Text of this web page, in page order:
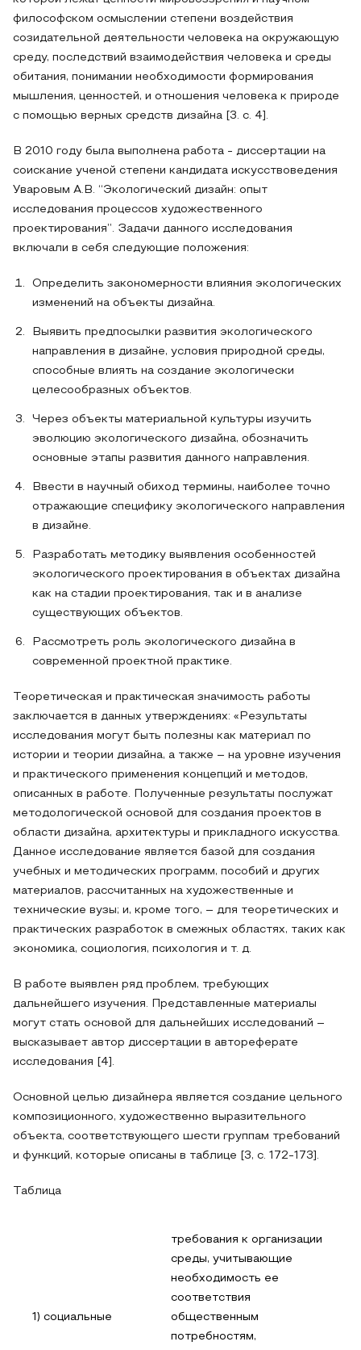
философском осмыслении степени воздействия
созидательной деятельности человека на окружающую
среду, последствий взаимодействия человека и среды
обитания, понимании необходимости формирования
мышления, ценностей, и отношения человека к природе
с помощью верных средств дизайна [3. с. 4].
В 2010 году была выполнена работа - диссертации на
соискание ученой степени кандидата искусствоведения
Уваровым А.В. “Экологический дизайн: опыт
исследования процессов художественного
проектирования”. Задачи данного исследования
включали в себя следующие положения:
Определить закономерности влияния экологических
изменений на объекты дизайна.
Выявить предпосылки развития экологического
направления в дизайне, условия природной среды,
способные влиять на создание экологически
целесообразных объектов.
Через объекты материальной культуры изучить
эволюцию экологического дизайна, обозначить
основные этапы развития данного направления.
Ввести в научный обиход термины, наиболее точно
отражающие специфику экологического направления
в дизайне.
Разработать методику выявления особенностей
экологического проектирования в объектах дизайна
как на стадии проектирования, так и в анализе
существующих объектов.
Рассмотреть роль экологического дизайна в
современной проектной практике.
Теоретическая и практическая значимость работы
заключается в данных утверждениях: «Результаты
исследования могут быть полезны как материал по
истории и теории дизайна, а также – на уровне изучения
и практического применения концепций и методов,
описанных в работе. Полученные результаты послужат
методологической основой для создания проектов в
области дизайна, архитектуры и прикладного искусства.
Данное исследование является базой для создания
учебных и методических программ, пособий и других
материалов, рассчитанных на художественные и
технические вузы; и, кроме того, – для теоретических и
практических разработок в смежных областях, таких как
экономика, социология, психология и т. д.
В работе выявлен ряд проблем, требующих
дальнейшего изучения. Представленные материалы
могут стать основой для дальнейших исследований –
высказывает автор диссертации в автореферате
исследования [4].
Основной целью дизайнера является создание цельного
композиционного, художественно выразительного
объекта, соответствующего шести группам требований
и функций, которые описаны в таблице [3, c. 172-173].
Таблица
1) социальные
требования к организации
среды, учитывающие
необходимость ее
соответствия
общественным
потребностям,